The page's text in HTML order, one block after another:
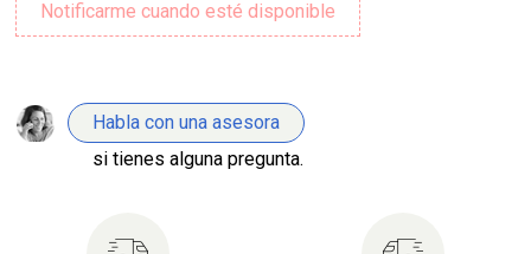
Habla con una asesora
si tienes alguna pregunta.